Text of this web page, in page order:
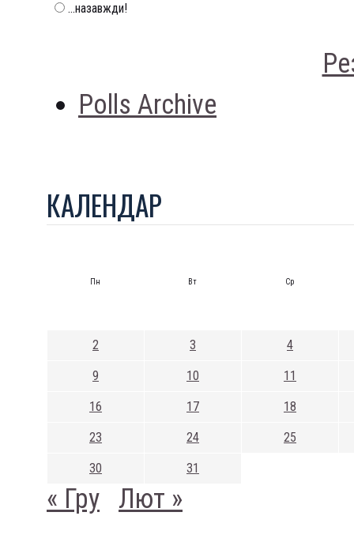
...назавжди!
Polls Archive
КАЛЕНДАР
Пн Вт Ср
2 3 4
9 10 11
16 17 18
23 24 25
30 31
« Гру Лют »